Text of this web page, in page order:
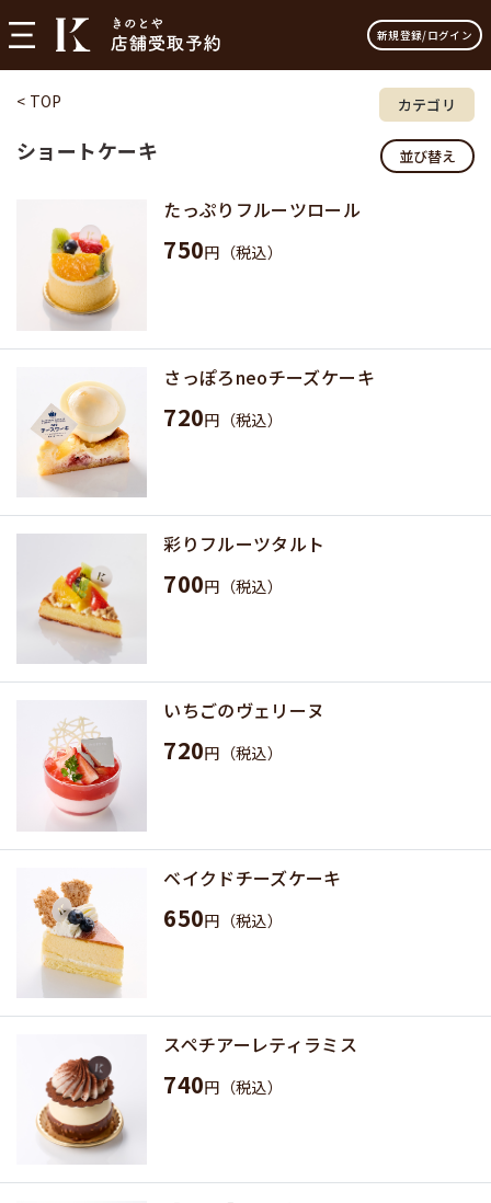
新規登録/ログイン
< TOP カテゴリ
ショートケーキ 並び替え
たっぷりフルーツロール
750円（税込）
さっぽろneoチーズケーキ
720円（税込）
彩りフルーツタルト
700円（税込）
いちごのヴェリーヌ
720円（税込）
ベイクドチーズケーキ
650円（税込）
スペチアーレティラミス
740円（税込）